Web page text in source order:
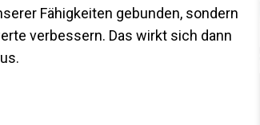
Fähigkeiten gebunden, sondern
verbessern. Das wirkt sich dann